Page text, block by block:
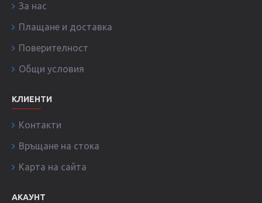
За нас
Плащане и доставка
Поверителност
Общи условия
КЛИЕНТИ
Контакти
Връщане на стока
Карта на сайта
АКАУНТ